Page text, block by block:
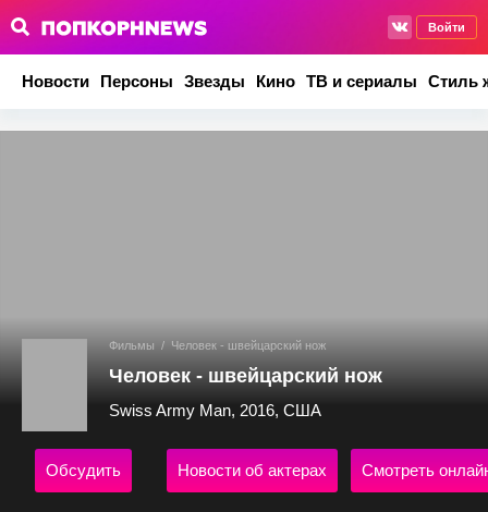
Войти
Новости Персоны Звезды Кино ТВ и сериалы Стиль
Фильмы / Человек - швейцарский нож
Человек - швейцарский нож
Swiss Army Man, 2016, США
Обсудить Новости об актерах Смотреть